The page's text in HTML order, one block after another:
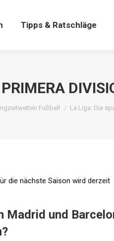
Tipps & Ratschläge
Fußball La Liga: Die
die nächste Saison wird derzeit
Madrid und